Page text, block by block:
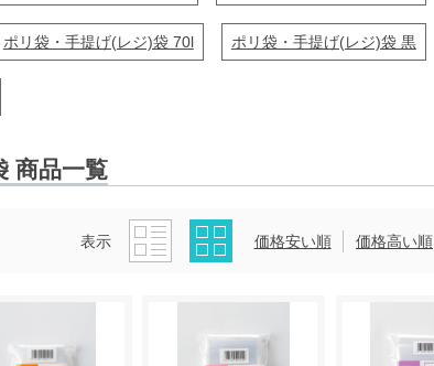
ポリ袋・手提げ(レジ)袋 70l ポリ袋・手提げ(レジ)袋 黒
商品一覧
表示 価格安い順 価格高い順